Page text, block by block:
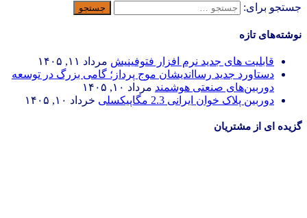
جستجو برای:
نوشته‌های تازه
قابلیت های جدید نرم افزار فتوفینیش مرداد ۱۱, ۱۴۰۵
دستاورد جدید رسااندیشان موج پرداز؛ گامی بزرگ در توسعه
دوربین‌های صنعتی هوشمند مرداد ۱۰, ۱۴۰۵
دوربین پلاک خوان ایرانی 2.3 مگاپیکسلی
خرداد ۱۰, ۱۴۰۵
گزیده ای از مشتریان